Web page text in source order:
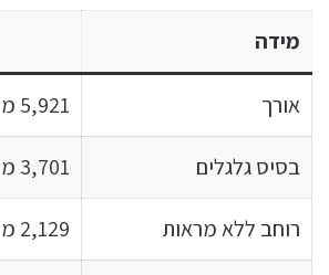
מידה
אורך 5,921 מ״מ
בסיס גלגלים 3,701 מ״מ
רוחב ללא מראות 2,129 מ״מ